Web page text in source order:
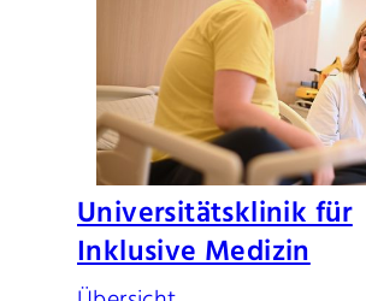
Universitätsklinik für
Inklusive Medizin